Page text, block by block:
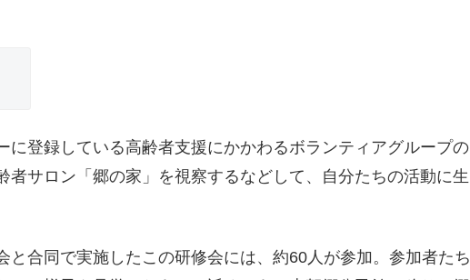
登録している高齢者支援にかかわるボランティアグループの
者サロン「郷の家」を視察するなどして、自分たちの活動に生
合同で実施したこの研修会には、約60人が参加。参加者たち